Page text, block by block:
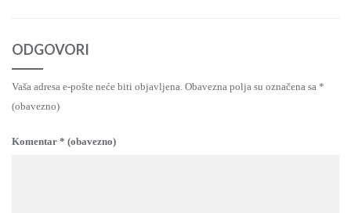
ODGOVORI
Vaša adresa e-pošte neće biti objavljena. Obavezna polja su označena sa *
(obavezno)
Komentar * (obavezno)